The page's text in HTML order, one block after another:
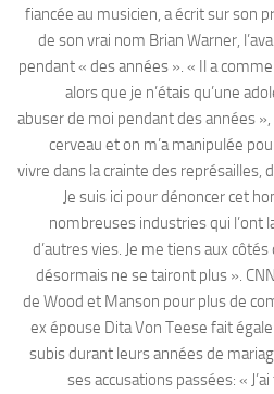
fiancée au musicien, a écrit sur son
de son vrai nom Brian Warner,
pendant « des années ». « Il a
alors que je n’étais qu’une
abuser de moi pendant des années
cerveau et on m’a manipulée
vivre dans la crainte des représailles,
Je suis ici pour dénoncer cet
nombreuses industries qui l’ont
d’autres vies. Je me tiens aux
désormais ne se tairont plus ».
de Wood et Manson pour plus de
ex épouse Dita Von Teese fait
subis durant leurs années de
ses accusations passées: «